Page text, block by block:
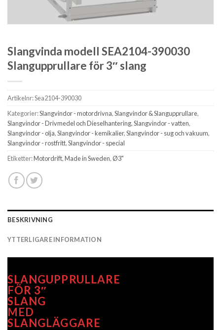
Slangvinda modell SEA2104-390030
Slangupprullare för 3″ slang
Artikelnr:Sea2104-390030
Kategorier:Slangvindor - motordrivna,Slangvindor & Slangupprullare,
Slangvindor - Drivmedel och Dieselhantering,Slangvindor - vatten,
Slangvindor - olja,Slangvindor - kemikalier,Slangvindor - sug och vakuum,
Slangvindor - rostfritt,Slangvindor - special
Etiketter:Motordrift,Made in Sweden,Ø3"
BESKRIVNING
YTTERLIGARE INFORMATION
SLANGUPPRULLARE
FÖR 3″
SLANG
MED
SLANGLÄGGARE